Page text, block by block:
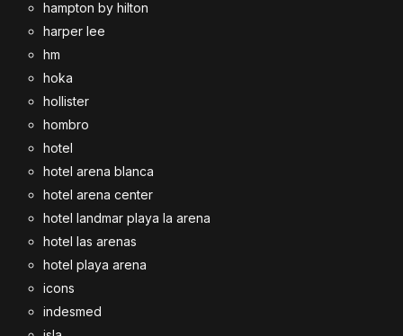
hampton by hilton
harper lee
hm
hoka
hollister
hombro
hotel
hotel arena blanca
hotel arena center
hotel landmar playa la arena
hotel las arenas
hotel playa arena
icons
indesmed